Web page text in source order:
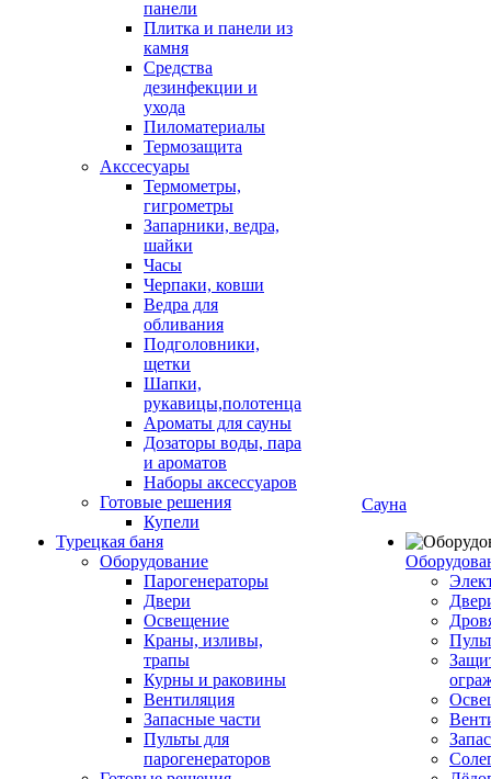
панели
Плитка и панели из
камня
Средства
дезинфекции и
ухода
Пиломатериалы
Термозащита
Аксcесуары
Термометры,
гигрометры
Запарники, ведра,
шайки
Часы
Черпаки, ковши
Ведра для
обливания
Подголовники,
щетки
Шапки,
рукавицы,полотенца
Ароматы для сауны
Дозаторы воды, пара
и ароматов
Наборы аксессуаров
Готовые решения
Купели
Турецкая баня
Оборудование
Парогенераторы
Двери
Освещение
Краны, изливы,
трапы
Курны и раковины
Вентиляция
Запасные части
Пульты для
парогенераторов
Сауна